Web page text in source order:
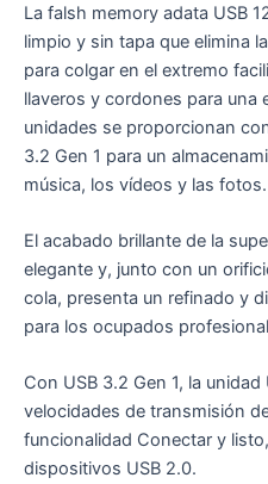
La falsh memory adata USB
limpio y sin tapa que elimina
para colgar en el extremo
llaveros y cordones para una
unidades se proporcionan
3.2 Gen 1 para un
música, los vídeos y las fotos.
El acabado brillante de la
elegante y, junto con un
cola, presenta un refinado y
para los ocupados
Con USB 3.2 Gen 1, la
velocidades de transmisión
funcionalidad Conectar y
dispositivos USB 2.0.